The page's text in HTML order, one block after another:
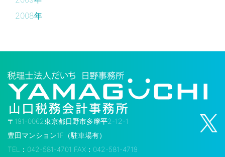
2008年
〒191-0062東京都日野市多摩平2-12-1
豊田マンション1F（駐車場有）
TEL：042-581-4701 FAX：042-581-4719